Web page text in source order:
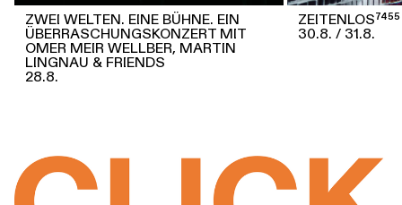
ZWEI WELTEN. EINE BÜHNE. EIN
ÜBERRASCHUNGSKONZERT MIT
OMER MEIR WELLBER, MARTIN
LINGNAU & FRIENDS
28.8.
ZEITENLOS⁷⁴⁵⁵
30.8.
31.8.